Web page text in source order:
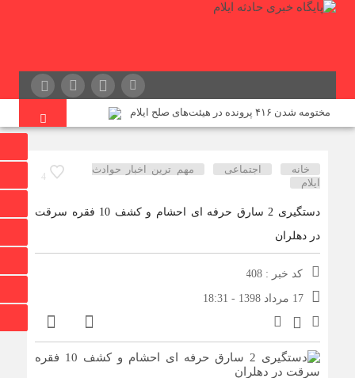
مختومه شدن ۴۱۶ پرونده در هیئت‌های صلح ایلام
تراژدی آب‌های ایلام؛ زنگ خطر افزایش غرق شدگی ها
زمین‌لرزه ۲/۵ ریشتری مورموری را لرزاند
۹۳ نقطه در استان ایلام مورد تهاجم قرار گرفته است
کشف دستگاه فلزیاب در آبدانان / یک متهم دستگیر شد
پزشکیان: دانشمندانی داریم که نیاز ما به بیگانگان را کاهش
4
خانه اجتماعی
مهم ترین اخبار حوادث
ایلام
دستگیری 2 سارق حرفه ای احشام و کشف 10 فقره سرقت
در دهلران
کد خبر : 408
17 مرداد 1398 - 18:31